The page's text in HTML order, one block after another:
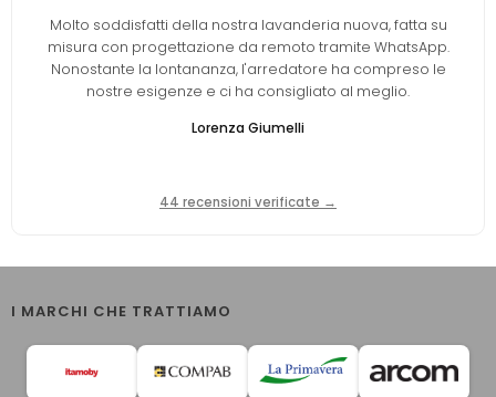
Molto soddisfatti della nostra lavanderia nuova, fatta su
misura con progettazione da remoto tramite WhatsApp.
Nonostante la lontananza, l'arredatore ha compreso le
nostre esigenze e ci ha consigliato al meglio.
Lorenza Giumelli
44 recensioni verificate →
I MARCHI CHE TRATTIAMO